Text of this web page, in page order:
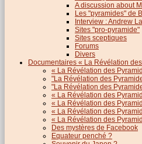
A discussion about
Les "pyramides" de
Interview : Andrew
Sites "pro-pyramide"
Sites sceptiques
Forums
Divers
Documentaires « La Révélation
« La Révélation des
"La Révélation des
"La Révélation des
« La Révélation des
« La Révélation des
« La Révélation des
« La Révélation des
Des mystères de Facebook
Equateur penché ?